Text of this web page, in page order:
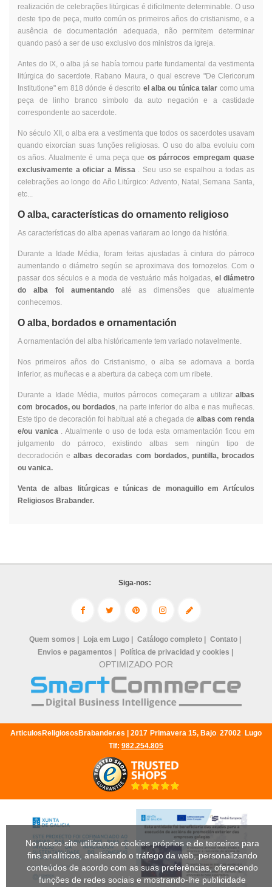
realización de celebrações litúrgicas é difícilmente determinable. O uso
deste tipo de peça, muito común os primeiros años do cristianismo, e a
ausência de documentación adequada, não permitem determinar
quando pasó a ser de uso exclusivo dos ministros da igreja.
Antes do IX, o alba já se había tornou parte fundamental da vestimenta
litúrgica do sacerdote. Rabano Maura, o qual escreve "De Clericorum
Institutione" em 818 dónde é descrito el alba ou túnica talar como uma
peça de linho branco símbolo da auto negación e a castidade
correspondente ao sacerdote.
No século XII, o alba era a vestimenta que todos os sacerdotes usavam
quando eixorcían suas funções religiosas. O uso do alba evoluiu com
os años. Atualmente é uma peça que os párrocos empregam quase
exclusivamente a oficiar a Missa . Seu uso se espalhou a todas as
celebrações ao longo do Año Litúrgico: Advento, Natal, Semana Santa,
etc...
O alba, características do ornamento religioso
As características do alba apenas variaram ao longo da história.
Durante a Idade Média, foram feitas ajustadas à cintura do párroco
aumentando o diámetro según se aproximava dos tornozelos. Com o
passar dos séculos e a moda de vestuário más holgadas, el diámetro
do alba foi aumentando até as dimensões que atualmente
conhecemos.
O alba, bordados e ornamentación
A ornamentación del alba históricamente tem variado notavelmente.
Nos primeiros años do Cristianismo, o alba se adornava a borda
inferior, as muñecas e a abertura da cabeça com um ribete.
Durante a Idade Média, muitos párrocos começaram a utilizaralbas
com brocados, ou bordados, na parte inferior do alba e nas muñecas.
Este tipo de decoración foi habitual até a chegada de albas com renda
e/ou vanica . Atualmente o uso de toda esta ornamentación ficou em
julgamento do párroco, existindo albas sem ningún tipo de
decoradoción ealbas decoradas com bordados, puntilla, brocados
ou vanica.
Venta de albas litúrgicas e túnicas de monaguillo em Artículos
Religiosos Brabander.
No nosso site utilizamos cookies próprios e de terceiros para
fins analíticos, analisando o tráfego da web, personalizando
conteúdos de acordo com as suas preferências, oferecendo
funções de redes sociais e mostrando-lhe publicidade
Siga-nos:
Quem somos | Loja em Lugo | Catálogo completo |
Contato |
Envios e pagamentos |
Política de privacidad y cookies |
OPTIMIZADO POR
ArticulosReligiososBrabander.es | 2017 Primavera 15, Bajo, 27002, Lugo
Tlf: 982.254.805